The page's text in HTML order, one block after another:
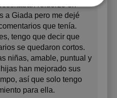
refuerzo en
a Giada pero me dejé
que tenía.
tengo que decir que
se quedaron cortos.
niñas, amable, puntual y
han mejorado sus
así que solo tengo
para ella.